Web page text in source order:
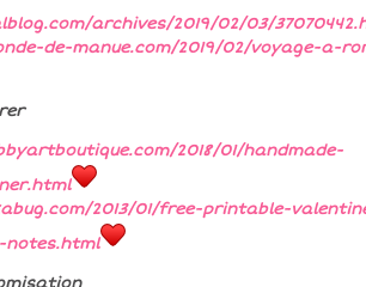
archives/2019/02/03/
de-manue.com/2019/02/voyage-a-
2018/01/handmade-
2013/01/free-printable-
notes.html